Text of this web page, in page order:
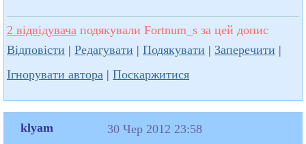
2 відвідувача подякували Fortnum_s за цей допис
Відповісти | Редагувати | Подякувати | Заперечити |
Ігнорувати автора | Поскаржитися
klyam
30 Чер 2012 23:58